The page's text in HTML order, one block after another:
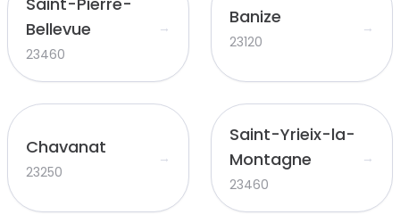
Bellevue
23460
→ Banize
23120
→
Chavanat
23250
→
Saint-Yrieix-la-
Montagne
23460
→